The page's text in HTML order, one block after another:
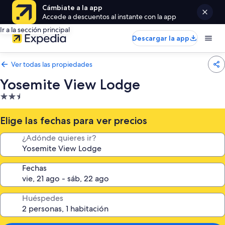
Cámbiate a la app
Accede a descuentos al instante con la app
Ir a la sección principal
Descargar la app
Ver todas las propiedades
Yosemite View Lodge
Propiedad
de
2.5
estrellas
Elige las fechas para ver precios
¿Adónde quieres ir?
Fechas
Huéspedes